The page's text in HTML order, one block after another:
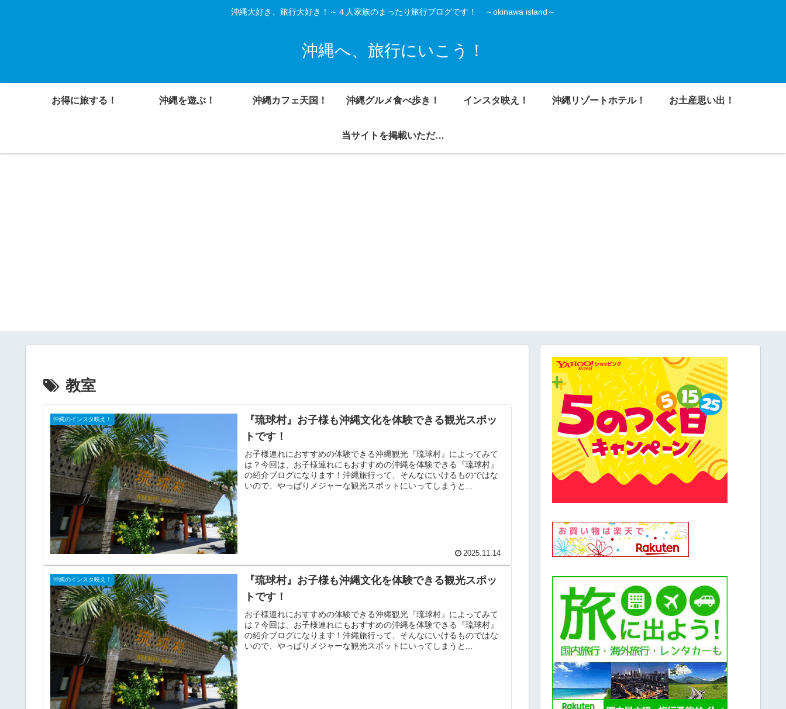
沖縄大好き、旅行大好き！～４人家族のまったり旅行ブログです！ ～okinawa island～
沖縄へ、旅行にいこう！
お得に旅する！ 沖縄を遊ぶ！ 沖縄カフェ天国！ 沖縄グルメ食べ歩き！ インスタ映え！ 沖縄リゾートホテル！ お土産思い出！
当サイトを掲載いただきました
教室
沖縄のインスタ映え！
『琉球村』お子様も沖縄文化を体験できる観光スポッ
トです！
お子様連れにおすすめの体験できる沖縄観光『琉球村』によってみて
は？今回は、お子様連れにもおすすめの沖縄を体験できる『琉球村』
の紹介ブログになります！沖縄旅行って、そんなにいけるものではな
いので、やっぱりメジャーな観光スポットにいってしまうと...
2025.11.14
沖縄のインスタ映え！
『琉球村』お子様も沖縄文化を体験できる観光スポッ
トです！
お子様連れにおすすめの体験できる沖縄観光『琉球村』によってみて
は？今回は、お子様連れにもおすすめの沖縄を体験できる『琉球村』
の紹介ブログになります！沖縄旅行って、そんなにいけるものではな
いので、やっぱりメジャーな観光スポットにいってしまうと...